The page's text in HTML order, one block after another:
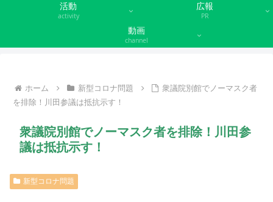
活動
activity
広報
PR
動画
channel
ホーム 新型コロナ問題
衆議院別館でノーマスク者
を排除！川田参議は抵抗示す！
衆議院別館でノーマスク者を排除！川田参
議は抵抗示す！
新型コロナ問題